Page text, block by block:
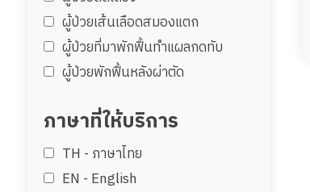
ผู้ป่วยเส้นเลือดสมองแตก
ผู้ป่วยที่มาพักฟื้นทำแผลกดทับ
ผู้ป่วยพักฟื้นหลังผ่าตัด
ภาษาที่ให้บริการ
TH - ‏ภาษาไทย
EN - English